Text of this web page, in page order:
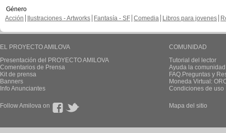
Género
Acción
Ilustraciones - Artworks Fantasía - SF Comedia Libros para jovenes
EL PROYECTO AMILOVA
Presentación del PROYECTO AMILOVA
Comentarios de Prensa
Kit de prensa
Banners
Info Anunciantes
COMUNIDAD
Tutorial del lector
Ayuda la
FAQ.Preguntas y
Moneda Virtual:
Condiciones de uso
Follow Amilova on Mapa del sitio